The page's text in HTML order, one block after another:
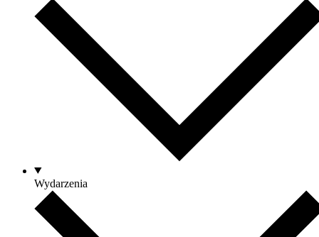
Wydarzenia